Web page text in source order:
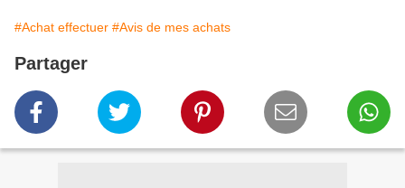
#Achat effectuer #Avis de mes achats
Partager